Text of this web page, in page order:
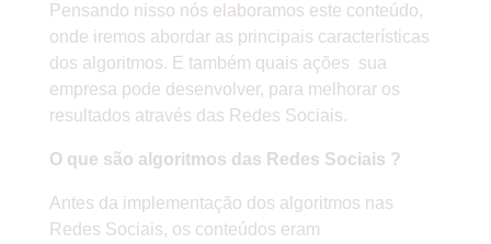
Pensando nisso nós elaboramos este conteúdo,
onde iremos abordar as principais características
dos algoritmos. E também quais ações sua
empresa pode desenvolver, para melhorar os
resultados através das Redes Sociais.
O que são algoritmos das Redes Sociais ?
Antes da implementação dos algoritmos nas
Redes Sociais, os conteúdos eram